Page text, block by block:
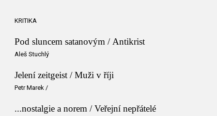
KRITIKA
Pod sluncem satanovým / Antikrist
Aleš Stuchlý
Jelení zeitgeist / Muži v říji
Petr Marek /
...nostalgie a norem / Veřejní nepřátelé